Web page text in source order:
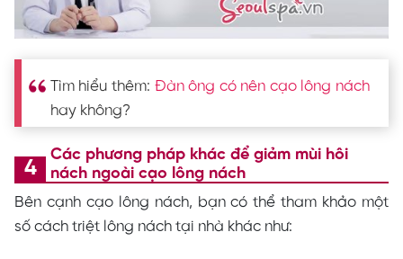
Tìm hiểu thêm: Đàn ông có nên cạo lông nách
hay không?
Các phương pháp khác để giảm mùi hôi
nách ngoài cạo lông nách
Bên cạnh cạo lông nách, bạn có thể tham khảo một
số cách triệt lông nách tại nhà khác như: